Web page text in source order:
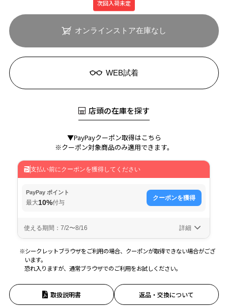
次回入荷未定
オンラインストア在庫なし
WEB試着
店頭の在庫を探す
▼PayPayクーポン取得はこちら
※クーポン対象商品のみ適用できます。
※シークレットブラウザをご利用の場合、クーポンが取得できない場合がござ
います。
恐れ入りますが、通常ブラウザでのご利用をお試しください。
取扱説明書 返品・交換について